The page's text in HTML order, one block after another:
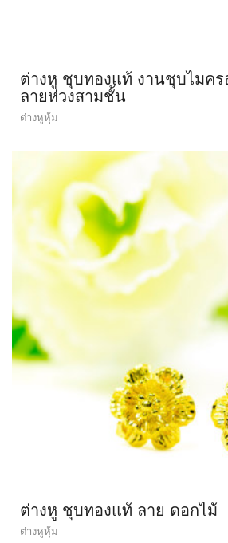
ต่างหู ชุบทองแท้ งานชุบไมคร
ลายห่วงสามชั้น
ต่างหูหุ้ม
ต่างหู ชุบทองแท้ ลาย ดอกไม้
ต่างหูหุ้ม